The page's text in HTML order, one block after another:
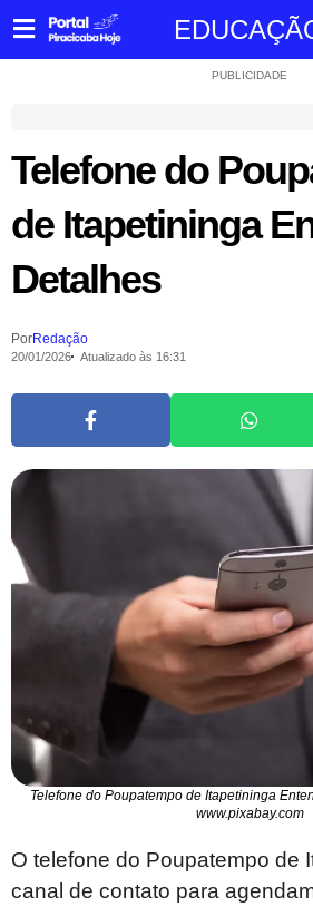
PUBLICIDADE
Telefone do
de Itapetininga
Detalhes
PorRedação
20/01/2026 Atualizado às 16:31
Telefone do Poupatempo de Itapetininga
www.pixabay.com
O telefone do Poupatempo de
canal de contato para